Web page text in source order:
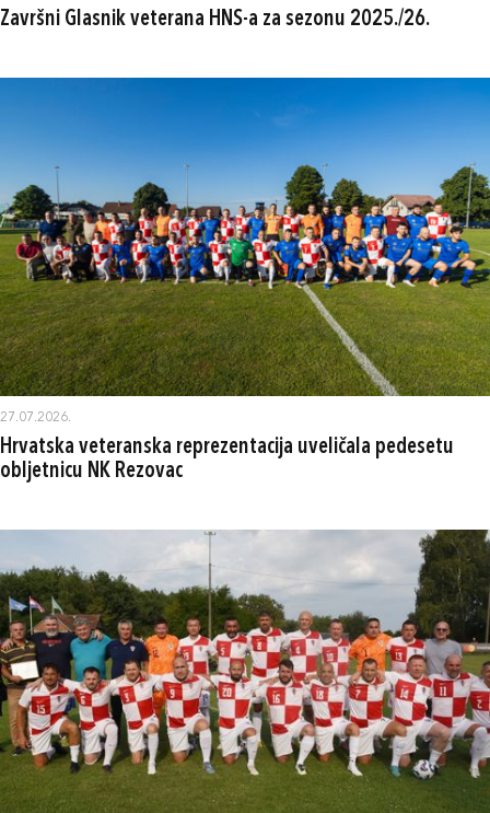
Završni Glasnik veterana HNS-a za sezonu 2025./26.
27.07.2026.
Hrvatska veteranska reprezentacija uveličala pedesetu
obljetnicu NK Rezovac